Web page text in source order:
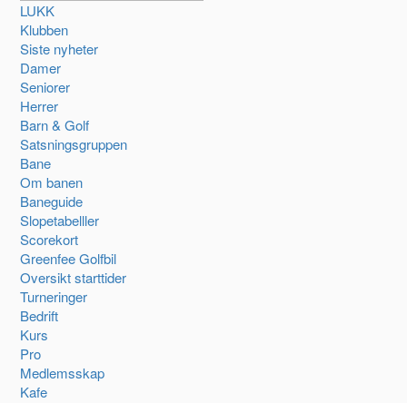
LUKK
Klubben
Siste nyheter
Damer
Seniorer
Herrer
Barn & Golf
Satsningsgruppen
Bane
Om banen
Baneguide
Slopetabelller
Scorekort
Greenfee Golfbil
Oversikt starttider
Turneringer
Bedrift
Kurs
Pro
Medlemsskap
Kafe